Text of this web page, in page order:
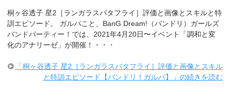
桐ヶ谷透子 星2［ランガラスバタフライ］評価と画像とスキルと特
訓エピソード。 ガルパこと、BanG Dream!（バンドリ）ガールズ
バンドパーティー！では、2021年4月20日〜イベント「調和と変
化のアナリーゼ」が開催！・・・
「桐ヶ谷透子 星2［ランガラスバタフライ］評価と画像とスキル
と特訓エピソード【バンドリ！ガルパ】」の続きを読む